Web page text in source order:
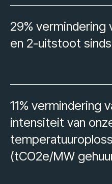
29% vermindering
en 2-uitstoot sinds
11% vermindering
intensiteit van
(tCO2e/MW